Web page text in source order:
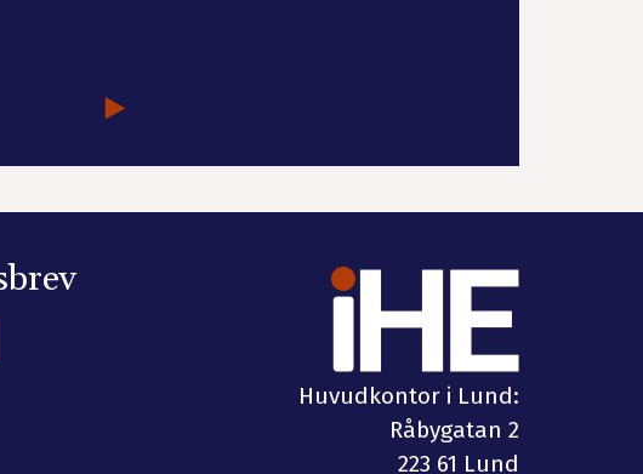
Huvudkontor i Lund:
Råbygatan 2
223 61 Lund